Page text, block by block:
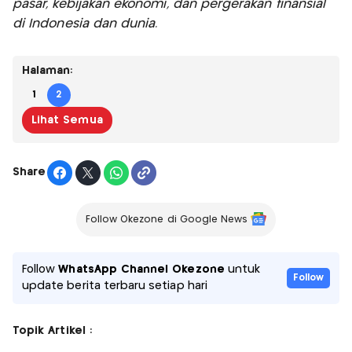
pasar, kebijakan ekonomi, dan pergerakan finansial
di Indonesia dan dunia.
Halaman:
1 2
Lihat Semua
Share
Follow Okezone di Google News
FollowWhatsApp Channel Okezone untuk
update berita terbaru setiap hari
Follow
Topik Artikel :